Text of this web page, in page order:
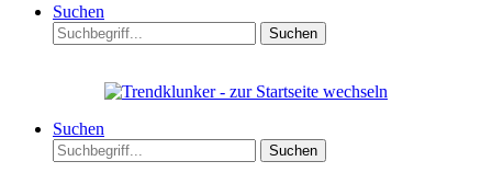
Suchen
Suchen
Suchen
Suchen